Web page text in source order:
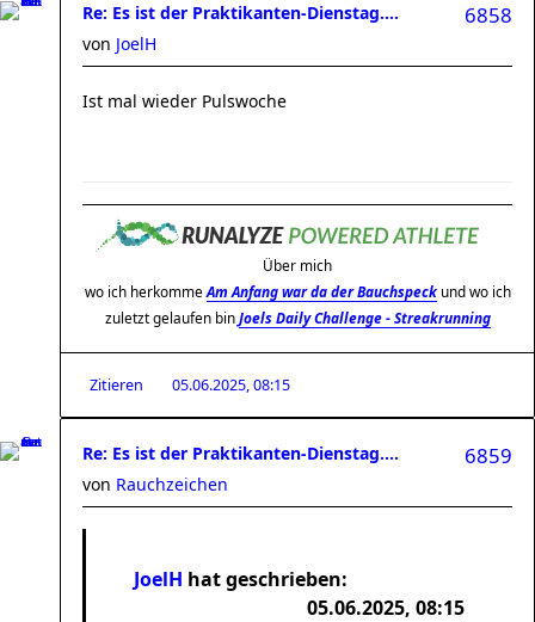
Re: Es ist der Praktikanten-Dienstag.... 6858
von JoelH
Ist mal wieder Pulswoche
Über mich
wo ich herkomme Am Anfang war da der Bauchspeckund wo ich
zuletzt gelaufen binJoels Daily Challenge - Streakrunning
Zitieren 05.06.2025, 08:15
Re: Es ist der Praktikanten-Dienstag.... 6859
von Rauchzeichen
JoelH hat geschrieben:
05.06.2025, 08:15